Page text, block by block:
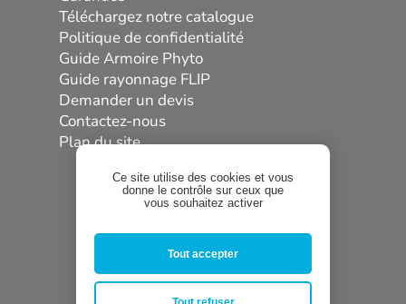
Téléchargez notre catalogue
Politique de confidentialité
Guide Armoire Phyto
Guide rayonnage FLIP
Demander un devis
Contactez-nous
Plan du site
 
Ce site utilise des cookies et vous
donne le contrôle sur ceux que
vous souhaitez activer
Tout accepter